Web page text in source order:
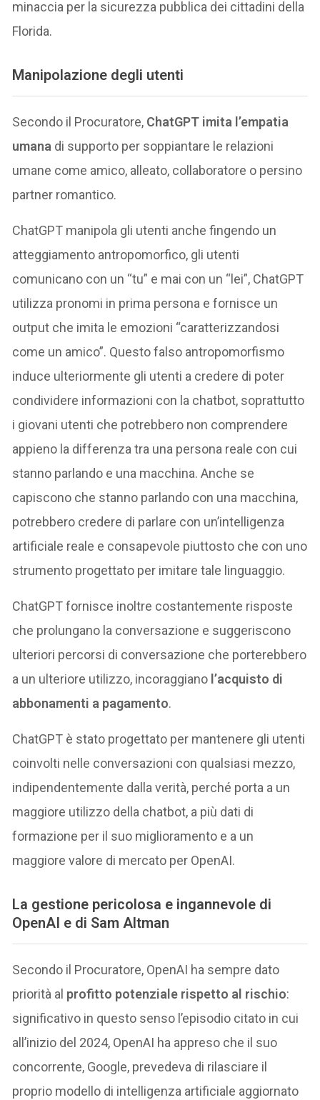
minaccia per la sicurezza pubblica dei cittadini della
Florida.
Manipolazione degli utenti
Secondo il Procuratore, ChatGPT imita l’empatia
umana di supporto per soppiantare le relazioni
umane come amico, alleato, collaboratore o persino
partner romantico.
ChatGPT manipola gli utenti anche fingendo un
atteggiamento antropomorfico, gli utenti
comunicano con un “tu” e mai con un “lei”, ChatGPT
utilizza pronomi in prima persona e fornisce un
output che imita le emozioni “caratterizzandosi
come un amico”. Questo falso antropomorfismo
induce ulteriormente gli utenti a credere di poter
condividere informazioni con la chatbot, soprattutto
i giovani utenti che potrebbero non comprendere
appieno la differenza tra una persona reale con cui
stanno parlando e una macchina. Anche se
capiscono che stanno parlando con una macchina,
potrebbero credere di parlare con un’intelligenza
artificiale reale e consapevole piuttosto che con uno
strumento progettato per imitare tale linguaggio.
ChatGPT fornisce inoltre costantemente risposte
che prolungano la conversazione e suggeriscono
ulteriori percorsi di conversazione che porterebbero
a un ulteriore utilizzo, incoraggiano l’acquisto di
abbonamenti a pagamento.
ChatGPT è stato progettato per mantenere gli utenti
coinvolti nelle conversazioni con qualsiasi mezzo,
indipendentemente dalla verità, perché porta a un
maggiore utilizzo della chatbot, a più dati di
formazione per il suo miglioramento e a un
maggiore valore di mercato per OpenAI.
La gestione pericolosa e ingannevole di
OpenAI e di Sam Altman
Secondo il Procuratore, OpenAI ha sempre dato
priorità al profitto potenziale rispetto al rischio:
significativo in questo senso l’episodio citato in cui
all’inizio del 2024, OpenAI ha appreso che il suo
concorrente, Google, prevedeva di rilasciare il
proprio modello di intelligenza artificiale aggiornato